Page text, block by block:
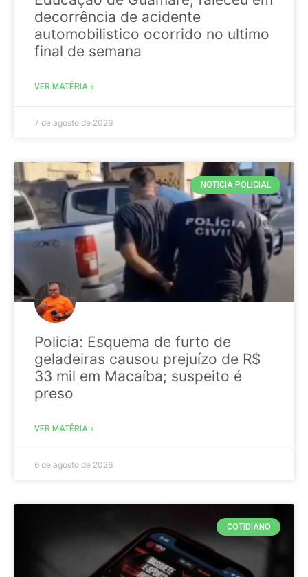
decorrência de acidente
automobilistico ocorrido no ultimo
final de semana
VER MATÉRIA »
7 de agosto de 2026
NOTICIA POLICIAL
Policia: Esquema de furto de
geladeiras causou prejuízo de R$
33 mil em Macaíba; suspeito é
preso
VER MATÉRIA »
6 de agosto de 2026
COTIDIANO